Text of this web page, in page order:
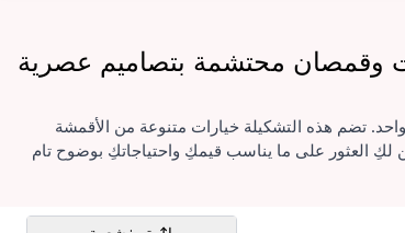
وقمصان محتشمة بتصاميم عصرية
تضم هذه التشكيلة خيارات متنوعة من الأقمشة
لكِ العثور على ما يناسب قيمكِ واحتياجاتكِ بوضوح تام